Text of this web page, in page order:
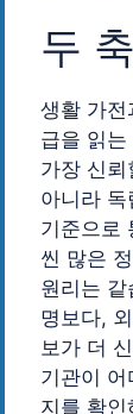
두
생활 가전
급을 읽
가장 신
아니라
기준으로
씬 많은
원리는
명보다,
보가 더
기관이
지를 확